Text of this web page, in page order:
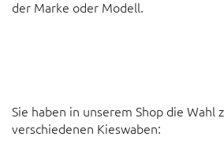
der Marke oder Modell.
Sie haben in unserem Shop die Wahl
verschiedenen Kieswaben: